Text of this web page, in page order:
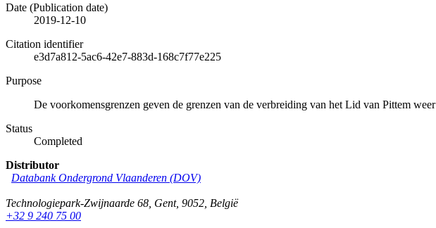
Date (Publication date)
2019-12-10
Citation identifier
e3d7a812-5ac6-42e7-883d-168c7f77e225
Purpose
De voorkomensgrenzen geven de grenzen van de verbreiding van het Lid van Pittem weer
Status
Completed
Distributor
Databank Ondergrond Vlaanderen (DOV)
Technologiepark-Zwijnaarde 68 Gent, 9052 België
+32 9 240 75 00